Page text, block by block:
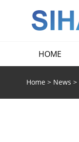
HOME
Home > News >